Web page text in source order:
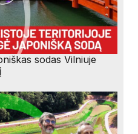
sodas Vilniuje